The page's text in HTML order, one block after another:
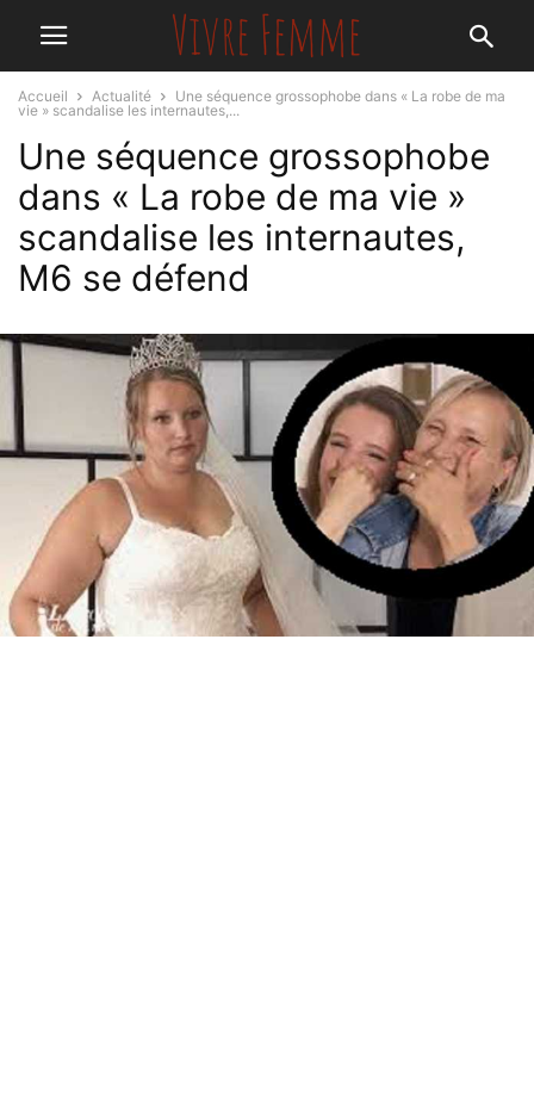
Accueil Actualité
Une séquence grossophobe dans « La robe de ma
vie » scandalise les internautes,...
Une séquence grossophobe
dans « La robe de ma vie »
scandalise les internautes,
M6 se défend